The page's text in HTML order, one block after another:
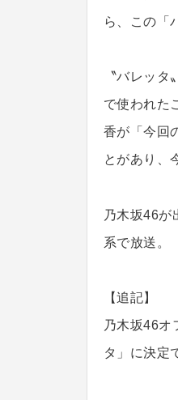
ら、この「
〝バレッ
で使われた
香が「今回
とがあり、
乃木坂46が
系で放送。
【追記】
乃木坂46オ
タ」に決定